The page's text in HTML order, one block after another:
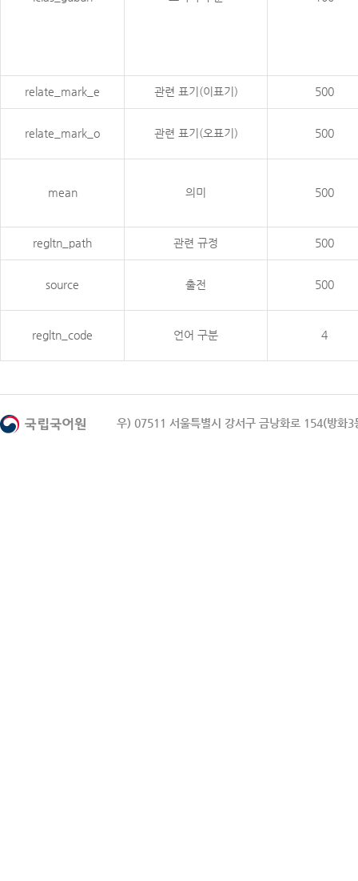
relate_mark_e 관련 표기(이표기) 500
relate_mark_o 관련 표기(오표기) 500
mean 의미 500
regltn_path 관련 규정 500
source 출전 500
regltn_code 언어 구분 4
우) 07511 서울특별시 강서구 금낭화로 154(방화3